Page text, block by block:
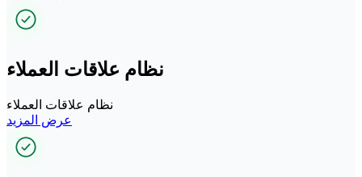
نظام علاقات العملاء
نظام علاقات العملاء
عرض المزيد